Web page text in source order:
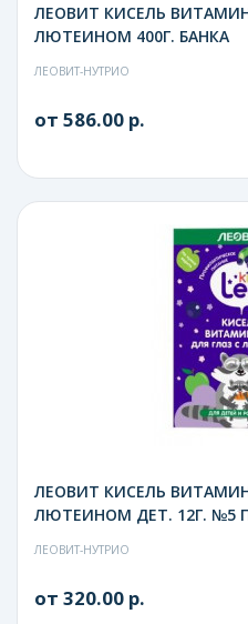
ЛЕОВИТ КИСЕЛЬ
ЛЮТЕИНОМ 400Г. БАНКА
ЛЕОВИТ-НУТРИО
от 586.00 р.
ЛЕОВИТ КИСЕЛЬ
ЛЮТЕИНОМ ДЕТ. 12Г. №5
ЛЕОВИТ-НУТРИО
от 320.00 р.